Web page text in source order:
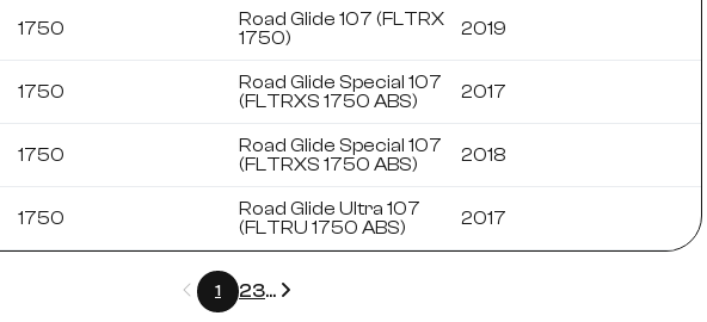
1750
Road Glide 107 (FLTRX
1750)
2019
1750
Road Glide Special 107
(FLTRXS 1750 ABS)
2017
1750
Road Glide Special 107
(FLTRXS 1750 ABS)
2018
1750
Road Glide Ultra 107
(FLTRU 1750 ABS)
2017
Précédent
1 23...Suivant